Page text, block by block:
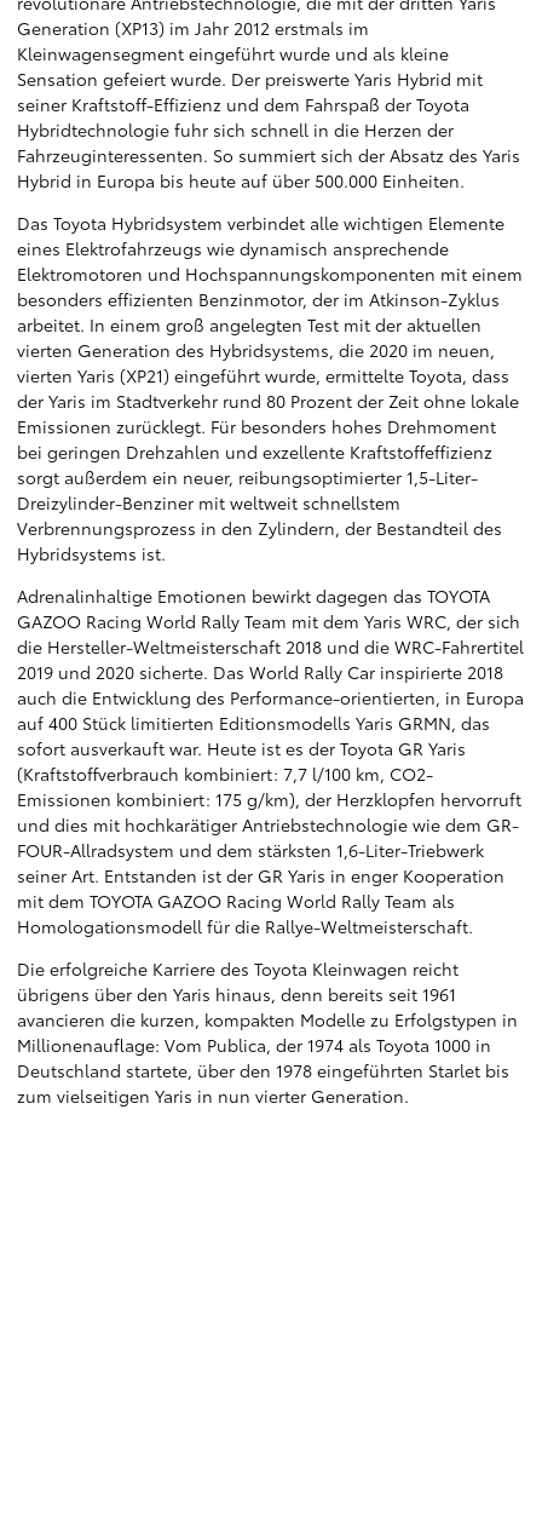
Generation (XP13) im Jahr 2012 erstmals im
Kleinwagensegment eingeführt wurde und als kleine
Sensation gefeiert wurde. Der preiswerte Yaris Hybrid mit
seiner Kraftstoff-Effizienz und dem Fahrspaß der Toyota
Hybridtechnologie fuhr sich schnell in die Herzen der
Fahrzeuginteressenten. So summiert sich der Absatz des Yaris
Hybrid in Europa bis heute auf über 500.000 Einheiten.
Das Toyota Hybridsystem verbindet alle wichtigen Elemente
eines Elektrofahrzeugs wie dynamisch ansprechende
Elektromotoren und Hochspannungskomponenten mit einem
besonders effizienten Benzinmotor, der im Atkinson-Zyklus
arbeitet. In einem groß angelegten Test mit der aktuellen
vierten Generation des Hybridsystems, die 2020 im neuen,
vierten Yaris (XP21) eingeführt wurde, ermittelte Toyota, dass
der Yaris im Stadtverkehr rund 80 Prozent der Zeit ohne lokale
Emissionen zurücklegt. Für besonders hohes Drehmoment
bei geringen Drehzahlen und exzellente Kraftstoffeffizienz
sorgt außerdem ein neuer, reibungsoptimierter 1,5-Liter-
Dreizylinder-Benziner mit weltweit schnellstem
Verbrennungsprozess in den Zylindern, der Bestandteil des
Hybridsystems ist.
Adrenalinhaltige Emotionen bewirkt dagegen das TOYOTA
GAZOO Racing World Rally Team mit dem Yaris WRC, der sich
die Hersteller-Weltmeisterschaft 2018 und die WRC-Fahrertitel
2019 und 2020 sicherte. Das World Rally Car inspirierte 2018
auch die Entwicklung des Performance-orientierten, in Europa
auf 400 Stück limitierten Editionsmodells Yaris GRMN, das
sofort ausverkauft war. Heute ist es der Toyota GR Yaris
(Kraftstoffverbrauch kombiniert: 7,7 l/100 km, CO2-
Emissionen kombiniert: 175 g/km), der Herzklopfen hervorruft
und dies mit hochkarätiger Antriebstechnologie wie dem GR-
FOUR-Allradsystem und dem stärksten 1,6-Liter-Triebwerk
seiner Art. Entstanden ist der GR Yaris in enger Kooperation
mit dem TOYOTA GAZOO Racing World Rally Team als
Homologationsmodell für die Rallye-Weltmeisterschaft.
Die erfolgreiche Karriere des Toyota Kleinwagen reicht
übrigens über den Yaris hinaus, denn bereits seit 1961
avancieren die kurzen, kompakten Modelle zu Erfolgstypen in
Millionenauflage: Vom Publica, der 1974 als Toyota 1000 in
Deutschland startete, über den 1978 eingeführten Starlet bis
zum vielseitigen Yaris in nun vierter Generation.